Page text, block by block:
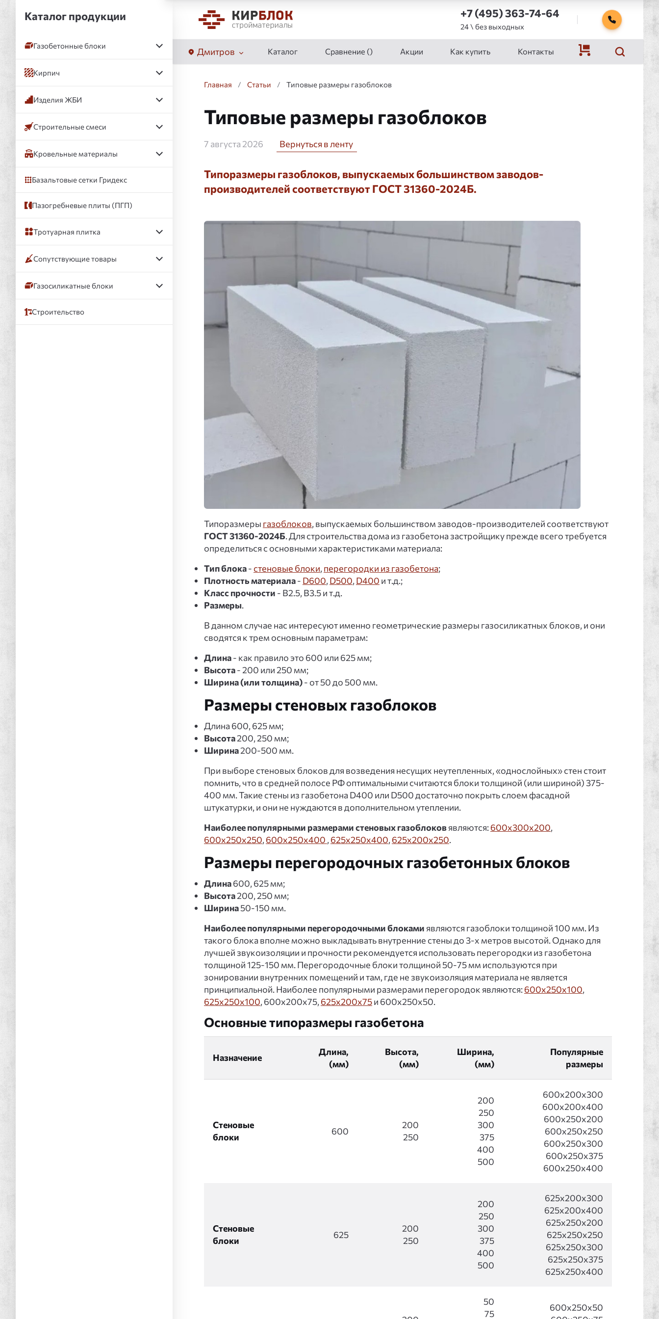
+7 (495) 363-74-64
24 \ без выходных
Дмитров Каталог Сравнение () Акции Как купить Контакты
Главная / Статьи / Типовые размеры газоблоков
Типовые размеры газоблоков
7 августа 2026 Вернуться в ленту
Типоразмеры газоблоков, выпускаемых большинством заводов-
производителей соответствуют ГОСТ 31360-2024Б.
Типоразмеры газоблоков, выпускаемых большинством заводов-производителей соответствуют
ГОСТ 31360-2024Б. Для строительства дома из газобетона застройщику прежде всего требуется
определиться с основными характеристиками материала:
Тип блока- стеновые блоки, перегородки из газобетона;
Плотность материала- D600, D500, D400 и т.д.;
Класс прочности - B2.5, B3.5 и т.д.
Размеры.
В данном случае нас интересуют именно геометрические размеры газосиликатных блоков, и они
сводятся к трем основным параметрам:
Длина- как правило это 600 или 625 мм;
Высота- 200 или 250 мм;
Ширина (или толщина)- от 50 до 500 мм.
Размеры стеновых газоблоков
Длина 600, 625 мм;
Высота200, 250 мм;
Ширина200-500 мм.
При выборе стеновых блоков для возведения несущих неутепленных, «однослойных» стен стоит
помнить, что в средней полосе РФ оптимальными считаются блоки толщиной (или шириной) 375-
400 мм. Такие стены из газобетона D400 или D500 достаточно покрыть слоем фасадной
штукатурки, и они не нуждаются в дополнительном утеплении.
Наиболее популярными размерами стеновых газоблоковявляются:600х300х200,
600x250x250, 600x250x400 , 625x250x400, 625х200х250.
Размеры перегородочных газобетонных блоков
Длина600, 625 мм;
Высота200, 250 мм;
Ширина50-150 мм.
Наиболее популярными перегородочными блоками являются газоблоки толщиной 100 мм. Из
такого блока вполне можно выкладывать внутренние стены до 3-х метров высотой. Однако для
лучшей звукоизоляции и прочности рекомендуется использовать перегородки из газобетона
толщиной 125-150 мм. Перегородочные блоки толщиной 50-75 мм используются при
зонировании внутренних помещений и там, где не звукоизоляция материала не является
принципиальной. Наиболее популярными размерами перегородок являются:600x250x100,
625x250x100, 600x200x75, 625x200x75и 600x250x50.
Основные типоразмеры газобетона
Назначение
Длина,
(мм)
Высота,
(мм)
Ширина,
(мм)
Популярные
размеры
Стеновые
блоки
600
200
250
200
250
300
375
400
500
600x200x300
600x200x400
600x250x200
600x250x250
600x250x300
600x250x375
600x250x400
Стеновые
блоки
625
200
250
200
250
300
375
400
500
625x200x300
625x200x400
625x250x200
625x250x250
625x250x300
625x250x375
625x250x400
50
75
600x250x50
Каталог продукции
Газобетонные блоки
Кирпич
Изделия ЖБИ
Строительные смеси
Кровельные материалы
Базальтовые сетки Гридекс
Пазогребневые плиты (ПГП)
Тротуарная плитка
Сопутствующие товары
Газосиликатные блоки
Строительство